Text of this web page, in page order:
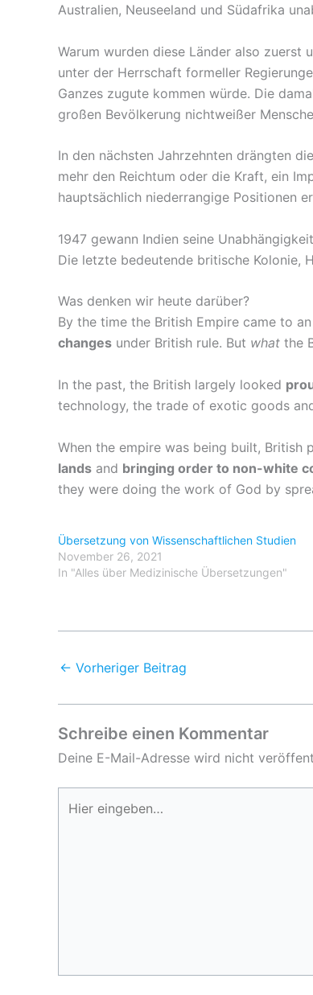
Australien, Neuseeland und Südafrika
Warum wurden diese Länder also zuerst
unter der Herrschaft formeller
Ganzes zugute kommen würde. Die
großen Bevölkerung nichtweißer
In den nächsten Jahrzehnten drängten
mehr den Reichtum oder die Kraft, ein
hauptsächlich niederrangige Positionen
1947 gewann Indien seine
Die letzte bedeutende britische Kolonie,
Was denken wir heute darüber?
By the time the British Empire came to
changes under British rule. But what the
In the past, the British largely looked
technology, the trade of exotic goods
When the empire was being built,
lands and bringing order to non-white
they were doing the work of God by
Übersetzung von Wissenschaftlichen Studien
November 26, 2021
In "Alles über Medizinische Übersetzungen"
← Vorheriger Beitrag
Schreibe einen Kommentar
Deine E-Mail-Adresse wird nicht
eingeben…